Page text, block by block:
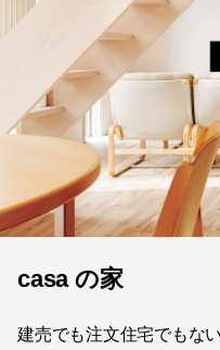
casa の家
建売でも注文住宅でもな